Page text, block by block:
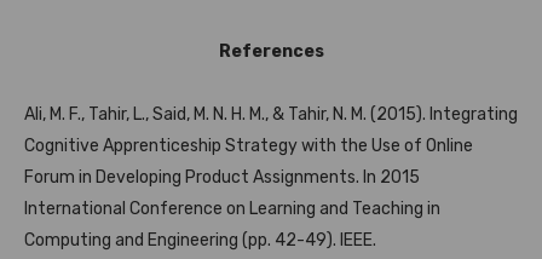
References
Ali, M. F., Tahir, L., Said, M. N. H. M., & Tahir, N. M. (2015). Integrating
Cognitive Apprenticeship Strategy with the Use of Online
Forum in Developing Product Assignments. In 2015
International Conference on Learning and Teaching in
Computing and Engineering (pp. 42-49). IEEE.